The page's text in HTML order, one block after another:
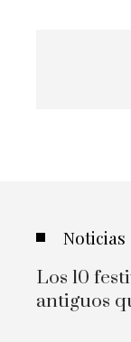
Noticias
Los 10
antiguos